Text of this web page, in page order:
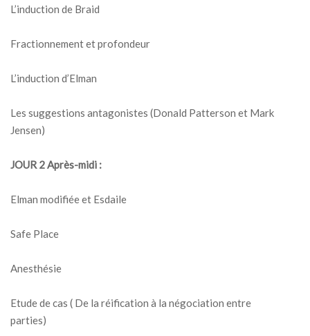
L’induction de Braid
Fractionnement et profondeur
L’induction d’Elman
Les suggestions antagonistes (Donald Patterson et Mark
Jensen)
JOUR 2Après-midi :
Elman modifiée et Esdaile
Safe Place
Anesthésie
Etude de cas ( De la réification à la négociation entre
parties)